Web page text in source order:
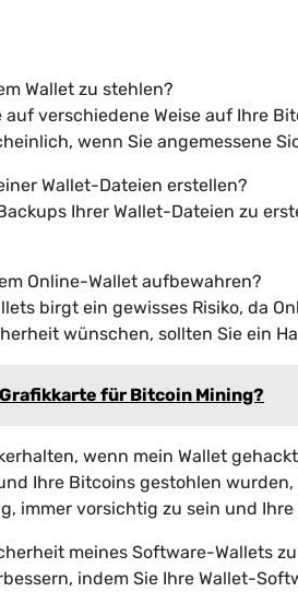
Wallet zu stehlen?
verschiedene Weise auf Ihre
wenn Sie angemessene
Wallet-Dateien erstellen?
Ihrer Wallet-Dateien zu
Online-Wallet aufbewahren?
birgt ein gewisses Risiko, da
wünschen, sollten Sie ein
für Bitcoin Mining?
wenn mein Wallet
Ihre Bitcoins gestohlen
immer vorsichtig zu sein und
meines Software-Wallets
indem Sie Ihre Wallet-